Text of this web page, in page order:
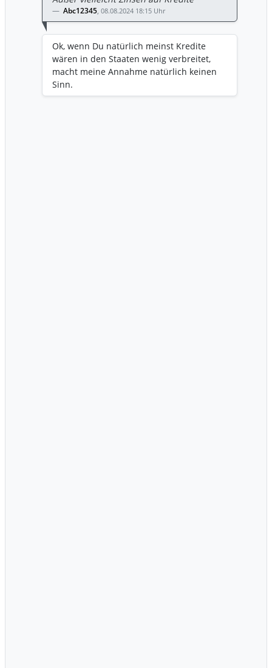
Abc12345, 08.08.2024 18:15 Uhr
Ok, wenn Du natürlich meinst Kredite
wären in den Staaten wenig verbreitet,
macht meine Annahme natürlich keinen
Sinn.